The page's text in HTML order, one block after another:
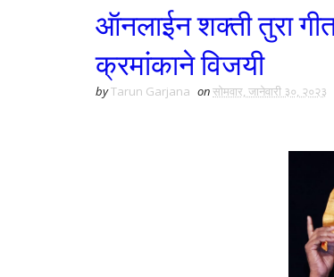
ऑनलाईन शक्ती तुरा
क्रमांकाने विजयी
byTarun Garjana onसोमवार, जानेवारी ३०, २०२३